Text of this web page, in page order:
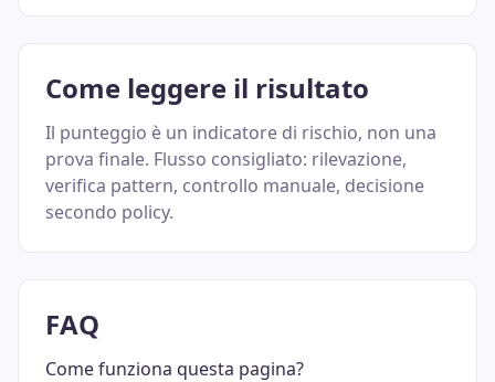
Come leggere il risultato
Il punteggio è un indicatore di rischio, non una
prova finale. Flusso consigliato: rilevazione,
verifica pattern, controllo manuale, decisione
secondo policy.
FAQ
Come funziona questa pagina?